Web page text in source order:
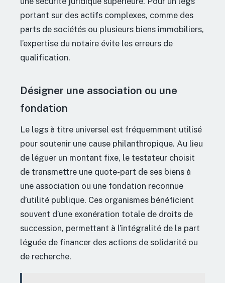
portant sur des actifs complexes, comme des
parts de sociétés ou plusieurs biens immobiliers,
l’expertise du notaire évite les erreurs de
qualification.
Désigner une association ou une
fondation
Le legs à titre universel est fréquemment utilisé
pour soutenir une cause philanthropique. Au lieu
de léguer un montant fixe, le testateur choisit
de transmettre une quote-part de ses biens à
une association ou une fondation reconnue
d’utilité publique. Ces organismes bénéficient
souvent d’une exonération totale de droits de
succession, permettant à l’intégralité de la part
léguée de financer des actions de solidarité ou
de recherche.